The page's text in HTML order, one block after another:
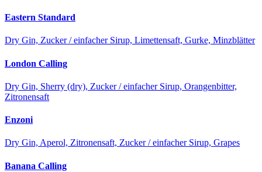
Eastern Standard
Dry Gin, Zucker / einfacher Sirup, Limettensaft, Gurke, Minzblätter
London Calling
Dry Gin, Sherry (dry), Zucker / einfacher Sirup, Orangenbitter,
Zitronensaft
Enzoni
Dry Gin, Aperol, Zitronensaft, Zucker / einfacher Sirup, Grapes
Banana Calling